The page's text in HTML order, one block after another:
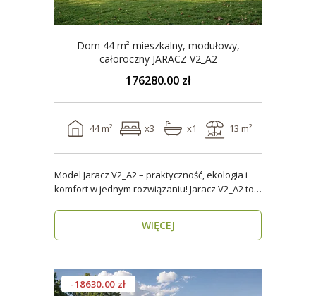
Dom 44 m² mieszkalny, modułowy,
całoroczny JARACZ V2_A2
176280.00 zł
44 m² x3 x1 13 m²
Model Jaracz V2_A2 – praktyczność, ekologia i
komfort w jednym rozwiązaniu! Jaracz V2_A2 to
WIĘCEJ
-18630.00 zł